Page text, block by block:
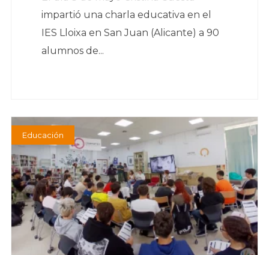
impartió una charla educativa en el
IES Lloixa en San Juan (Alicante) a 90
alumnos de...
Educación